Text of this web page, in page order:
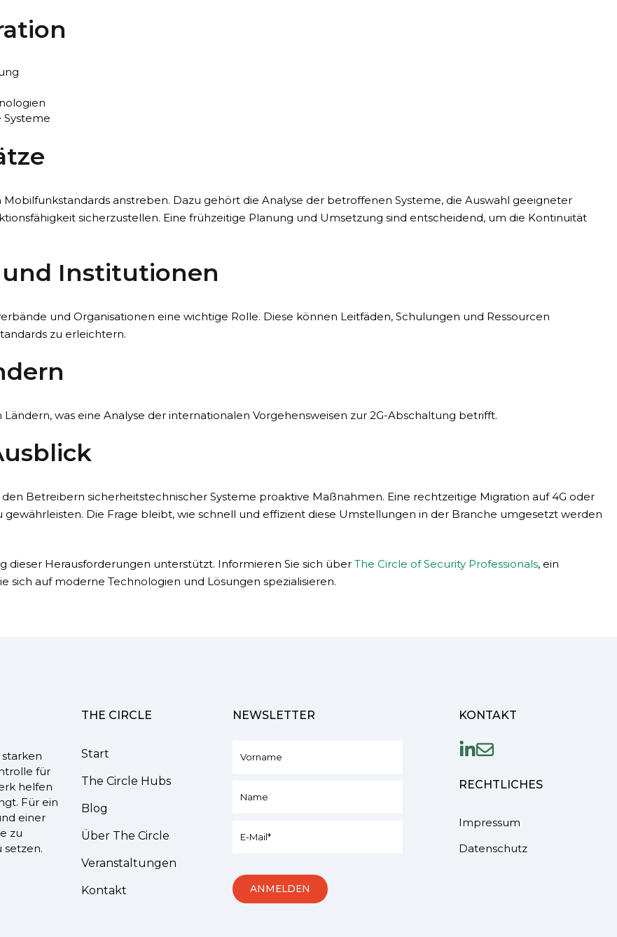
anstreben. Dazu gehört die Analyse der betroffenen Systeme, die Auswahl geeigneter
sicherzustellen. Eine frühzeitige Planung und Umsetzung sind entscheidend, um die Kontinuität
und Institutionen
und Organisationen eine wichtige Rolle. Diese können Leitfäden, Schulungen und Ressourcen
zu erleichtern.
was eine Analyse der internationalen Vorgehensweisen zur 2G-Abschaltung betrifft.
Betreibern sicherheitstechnischer Systeme proaktive Maßnahmen. Eine rechtzeitige Migration auf 4G oder
Die Frage bleibt, wie schnell und effizient diese Umstellungen in der Branche umgesetzt werden
dieser Herausforderungen unterstützt. Informieren Sie sich über The Circle of Security Professionals, ein
sich auf moderne Technologien und Lösungen spezialisieren.
für
helfen
Für ein
einer
zu
setzen.
THE CIRCLE
Start
The Circle Hubs
Blog
Über The Circle
Veranstaltungen
Kontakt
NEWSLETTER KONTAKT
RECHTLICHES
Impressum
Datenschutz